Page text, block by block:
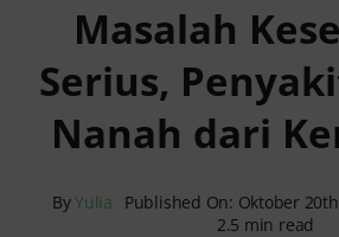
Reservasi Online
Search
Masalah
Serius,
Nanah dari
ByYulia Published On: Oktober
2.5 min read